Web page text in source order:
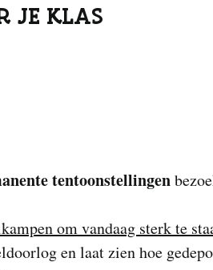
JE KLAS
tentoonstellingen
om vandaag sterk te
en laat zien hoe